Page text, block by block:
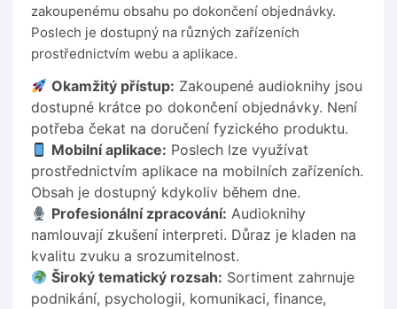
zakoupenému obsahu po dokončení objednávky.
Poslech je dostupný na různých zařízeních
prostřednictvím webu a aplikace.
Okamžitý přístup: Zakoupené audioknihy jsou
dostupné krátce po dokončení objednávky. Není
potřeba čekat na doručení fyzického produktu.
Mobilní aplikace: Poslech lze využívat
prostřednictvím aplikace na mobilních zařízeních.
Obsah je dostupný kdykoliv během dne.
Profesionální zpracování: Audioknihy
namlouvají zkušení interpreti. Důraz je kladen na
kvalitu zvuku a srozumitelnost.
Široký tematický rozsah: Sortiment zahrnuje
podnikání, psychologii, komunikaci, finance,